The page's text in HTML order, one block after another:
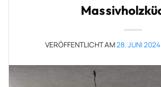
VERÖFFENTLICHT AM28. JUNI 2024